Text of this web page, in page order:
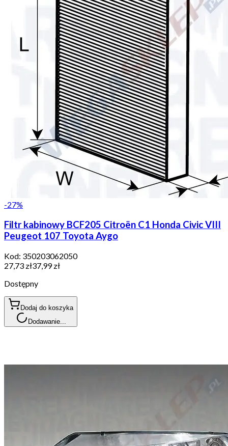
-27%
Filtr kabinowy BCF205 Citroën C1 Honda Civic VIII
Peugeot 107 Toyota Aygo
Kod: 350203062050
27,73 zł37,99 zł
Dostępny
Dodaj do koszyka
Dodawanie...